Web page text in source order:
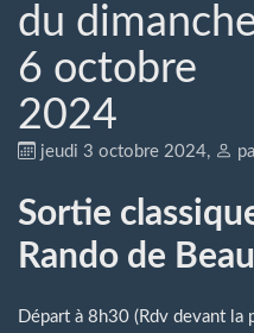
du
6 octobre
2024
jeudi 3 octobre 2024,
Sortie
Rando de
Départ à 8h30 (Rdv devant la